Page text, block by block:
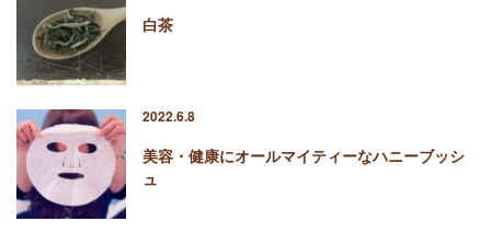
白茶
2022.6.8
美容・健康にオールマイティーなハニーブッシ
ュ